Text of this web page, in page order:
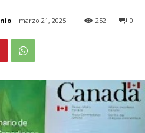
marzo 21, 2025 0
252